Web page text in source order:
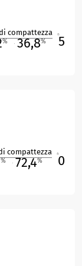
compattezza
% 36,8% 5
compattezza
% 72,4% 0